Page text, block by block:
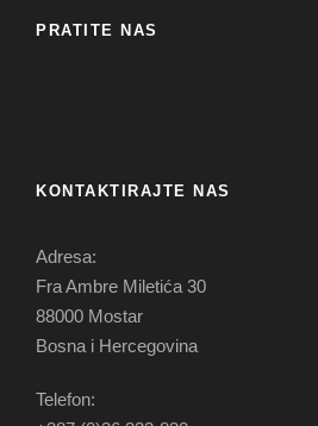
PRATITE NAS
KONTAKTIRAJTE NAS
Adresa:
Fra Ambre Miletića 30
88000 Mostar
Bosna i Hercegovina
Telefon: